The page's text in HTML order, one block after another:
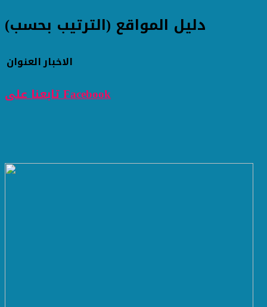
دليل المواقع (الترتيب بحسب)
العنوانالاخبار
تابعنا على Facebook